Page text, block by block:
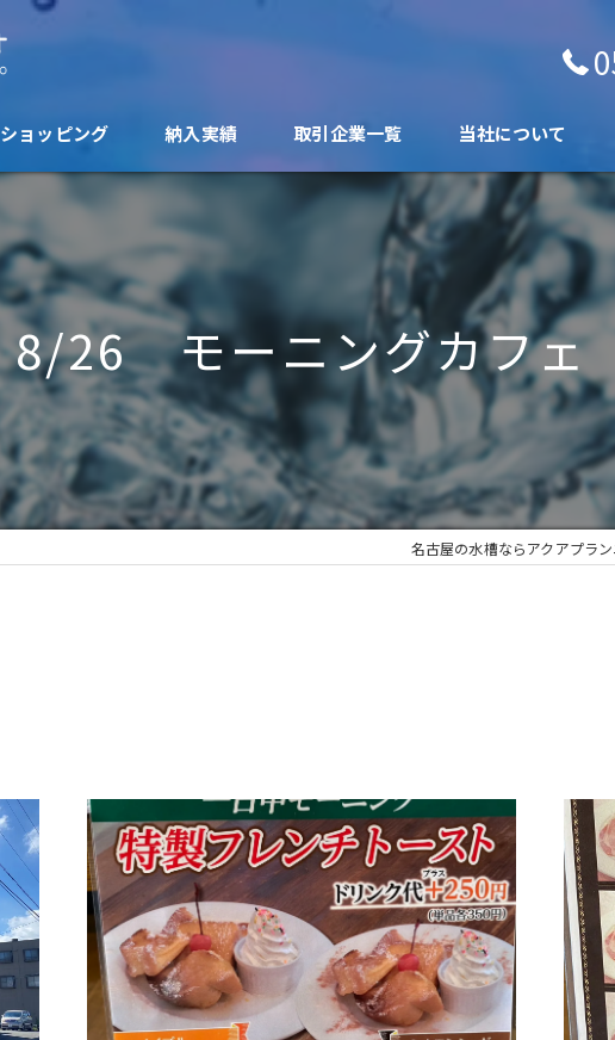
ショッピング 納入実績 取引企業一覧 当社について
8/26 モーニングカフェ
名古屋の水槽ならアクアプラ